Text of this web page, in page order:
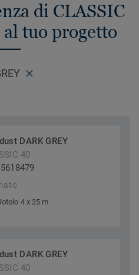
di CLASSIC
tuo progetto
DARK GREY
40
4 x 25 m
DARK GREY
40